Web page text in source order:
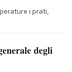
i prati,
degli